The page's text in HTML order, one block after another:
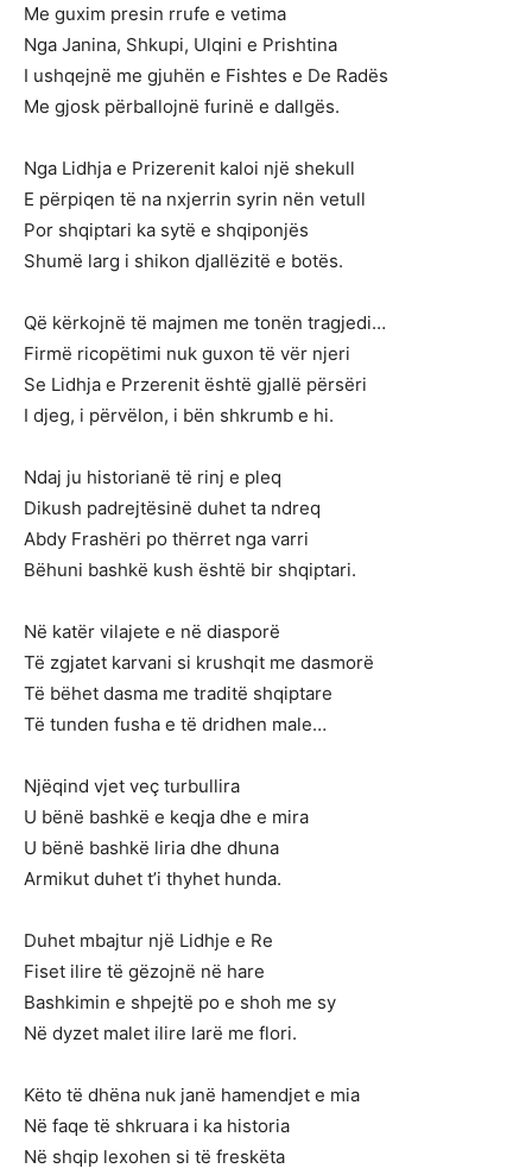
Me guxim presin rrufe e vetima
Nga Janina, Shkupi, Ulqini e Prishtina
I ushqejnë me gjuhën e Fishtes e De Radës
Me gjosk përballojnë furinë e dallgës.
Nga Lidhja e Prizerenit kaloi një shekull
E përpiqen të na nxjerrin syrin nën vetull
Por shqiptari ka sytë e shqiponjës
Shumë larg i shikon djallëzitë e botës.
Që kërkojnë të majmen me tonën tragjedi…
Firmë ricopëtimi nuk guxon të vër njeri
Se Lidhja e Przerenit është gjallë përsëri
I djeg, i përvëlon, i bën shkrumb e hi.
Ndaj ju historianë të rinj e pleq
Dikush padrejtësinë duhet ta ndreq
Abdy Frashëri po thërret nga varri
Bëhuni bashkë kush është bir shqiptari.
Në katër vilajete e në diasporë
Të zgjatet karvani si krushqit me dasmorë
Të bëhet dasma me traditë shqiptare
Të tunden fusha e të dridhen male…
Njëqind vjet veç turbullira
U bënë bashkë e keqja dhe e mira
U bënë bashkë liria dhe dhuna
Armikut duhet t’i thyhet hunda.
Duhet mbajtur një Lidhje e Re
Fiset ilire të gëzojnë në hare
Bashkimin e shpejtë po e shoh me sy
Në dyzet malet ilire larë me flori.
Këto të dhëna nuk janë hamendjet e mia
Në faqe të shkruara i ka historia
Në shqip lexohen si të freskëta